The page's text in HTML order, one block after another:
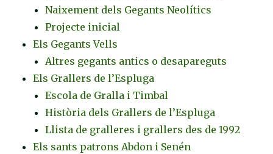
Naixement dels Gegants Neolítics
Projecte inicial
Els Gegants Vells
Altres gegants antics o desapareguts
Els Grallers de l’Espluga
Escola de Gralla i Timbal
Història dels Grallers de l’Espluga
Llista de gralleres i grallers des de 1992
Els sants patrons Abdon i Senén